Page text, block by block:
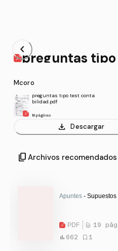
chevron_left
preguntas
Mcoro
preguntas tipo test conta
bilidad.pdf
18 páginas
download Descargar
content_copy Archivos recomendados
Apuntes -
PDF
19
662
1